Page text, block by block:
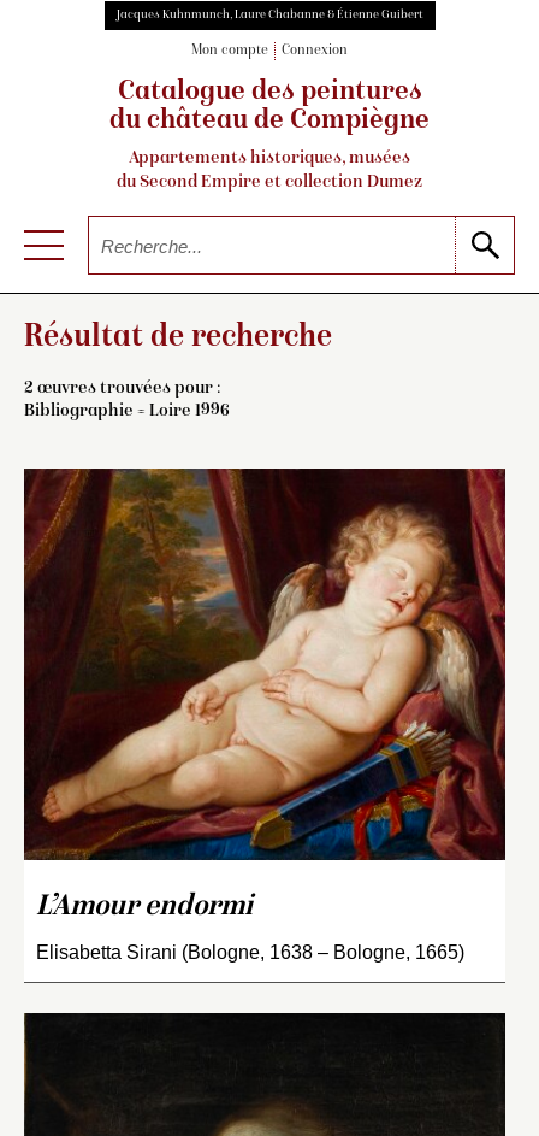
Jacques Kuhnmunch, Laure Chabanne & Étienne Guibert
Mon compte Connexion
Catalogue des peintures
du château de Compiègne
Appartements historiques, musées
du Second Empire et collection Dumez
Résultat de recherche
2 œuvres trouvées pour :
Bibliographie = Loire 1996
L’Amour endormi
Elisabetta Sirani (Bologne, 1638 – Bologne, 1665)